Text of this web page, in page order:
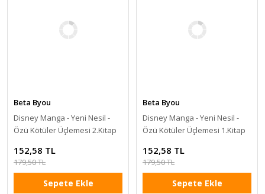
Beta Byou
Disney Manga - Yeni Nesil -
Özü Kötüler Üçlemesi 2.Kitap
152,58 TL
179,50 TL
Sepete Ekle
Beta Byou
Disney Manga - Yeni Nesil -
Özü Kötüler Üçlemesi 1.Kitap
152,58 TL
179,50 TL
Sepete Ekle